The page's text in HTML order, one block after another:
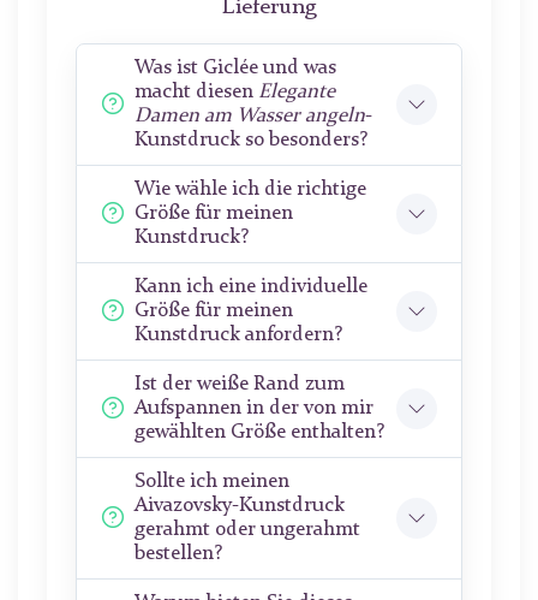
Lieferung
Was ist Giclée und was
macht diesen Elegante
Damen am Wasser angeln-
Kunstdruck so besonders?
Wie wähle ich die richtige
Größe für meinen
Kunstdruck?
Kann ich eine individuelle
Größe für meinen
Kunstdruck anfordern?
Ist der weiße Rand zum
Aufspannen in der von mir
gewählten Größe enthalten?
Sollte ich meinen
Aivazovsky-Kunstdruck
gerahmt oder ungerahmt
bestellen?